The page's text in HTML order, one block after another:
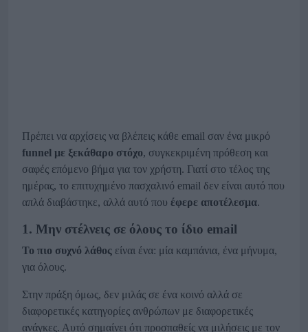
Πρέπει να αρχίσεις να βλέπεις κάθε email σαν ένα μικρό
funnel με ξεκάθαρο στόχο, συγκεκριμένη πρόθεση και
σαφές επόμενο βήμα για τον χρήστη. Γιατί στο τέλος της
ημέρας, το επιτυχημένο πασχαλινό email δεν είναι αυτό που
απλά διαβάστηκε, αλλά αυτό που έφερε αποτέλεσμα.
1. Μην στέλνεις σε όλους το ίδιο email
Το πιο συχνό λάθος είναι ένα: μία καμπάνια, ένα μήνυμα,
για όλους.
Στην πράξη όμως, δεν μιλάς σε ένα κοινό αλλά σε
διαφορετικές κατηγορίες ανθρώπων με διαφορετικές
ανάγκες. Αυτό σημαίνει ότι προσπαθείς να μιλήσεις με τον